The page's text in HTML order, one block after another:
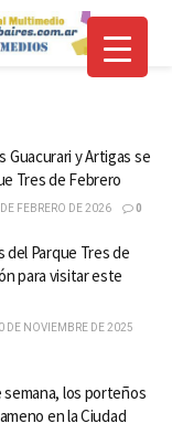
Guacurari y Artigas se
Tres de Febrero
FEBRERO DE 2026 0
del Parque Tres de
para visitar este
DE NOVIEMBRE DE 2025
los porteños
en la Ciudad